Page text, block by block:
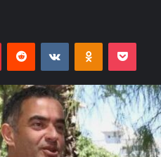
PinterestReddit VKontakteOdnoklassniki
Pocket